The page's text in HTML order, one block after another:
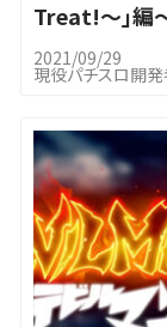
Treat!～」編
2021/09/29
現役パチスロ開発